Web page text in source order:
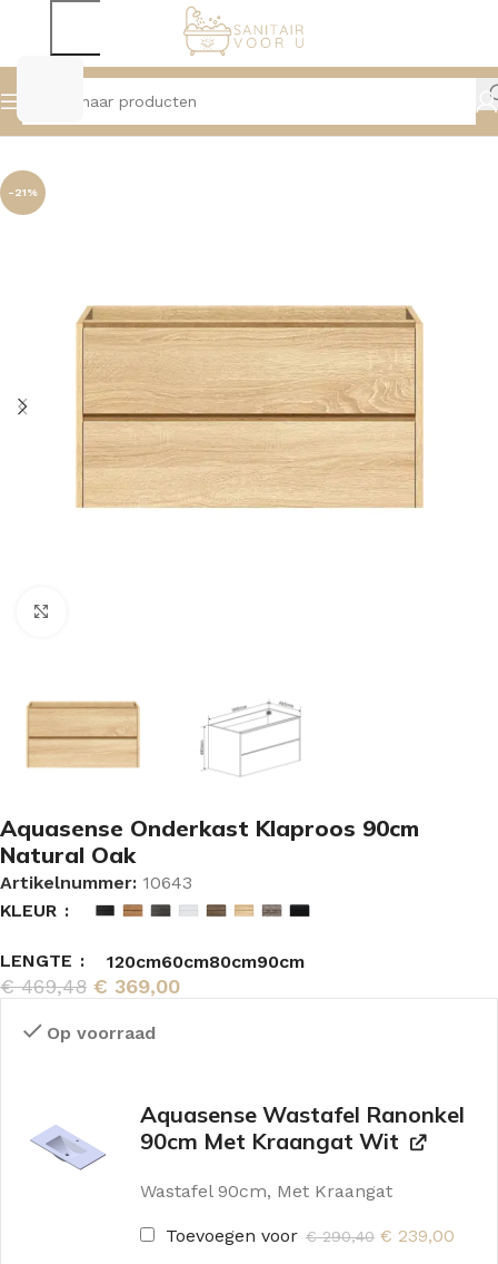
Home Badmeubelen Onderkasten
-21%
Aquasense Onderkast Klaproos 90cm
Natural Oak
Artikelnummer: 10643
KLEUR
LENGTE 120cm60cm80cm90cm
€469,48 € 369,00
Op voorraad
Aquasense Wastafel Ranonkel
90cm Met Kraangat Wit
Wastafel 90cm, Met Kraangat
Toevoegen voor €290,40 € 239,00